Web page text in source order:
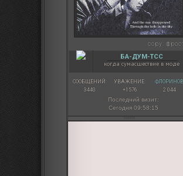
copy:
БА-ДУМ-ТСС
когда сумасшествие в моде
СООБЩЕНИЙ:
3440
УВАЖЕНИЕ:
+1576
2 044
Последний визит:
Сегодня 09:58:15